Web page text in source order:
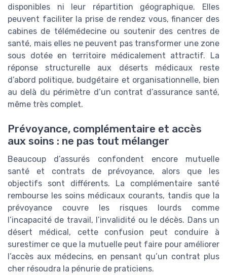
disponibles ni leur répartition géographique. Elles
peuvent faciliter la prise de rendez vous, financer des
cabines de télémédecine ou soutenir des centres de
santé, mais elles ne peuvent pas transformer une zone
sous dotée en territoire médicalement attractif. La
réponse structurelle aux déserts médicaux reste
d’abord politique, budgétaire et organisationnelle, bien
au delà du périmètre d’un contrat d’assurance santé,
même très complet.
Prévoyance, complémentaire et accès
aux soins : ne pas tout mélanger
Beaucoup d’assurés confondent encore mutuelle
santé et contrats de prévoyance, alors que les
objectifs sont différents. La complémentaire santé
rembourse les soins médicaux courants, tandis que la
prévoyance couvre les risques lourds comme
l’incapacité de travail, l’invalidité ou le décès. Dans un
désert médical, cette confusion peut conduire à
surestimer ce que la mutuelle peut faire pour améliorer
l’accès aux médecins, en pensant qu’un contrat plus
cher résoudra la pénurie de praticiens.